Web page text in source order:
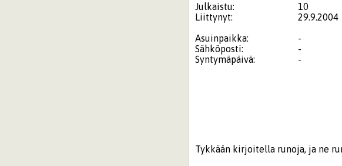
Julkaistu:
10
Liittynyt:
29.9.2004
Asuinpaikka:
-
Sähköposti:
-
Syntymäpäivä:
-
Tykkään kirjoitella runoja, ja ne